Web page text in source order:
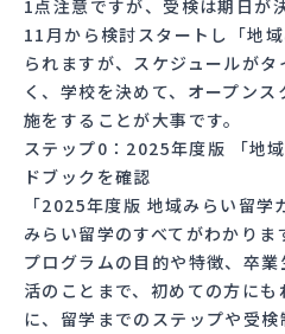
1点注意ですが、受検は期日が
11月から検討スタートし「地
られますが、スケジュールが
く、学校を決めて、オープン
施をすることが大事です。
ステップ0：2025年度版 「地
ドブックを確認
「2025年度版 地域みらい留学
みらい留学のすべてがわかりま
プログラムの目的や特徴、卒
活のことまで、初めての方に
に、留学までのステップや受